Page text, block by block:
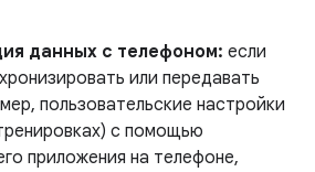
данных с телефоном: если
или передавать
пользовательские настройки
с помощью
приложения на телефоне,